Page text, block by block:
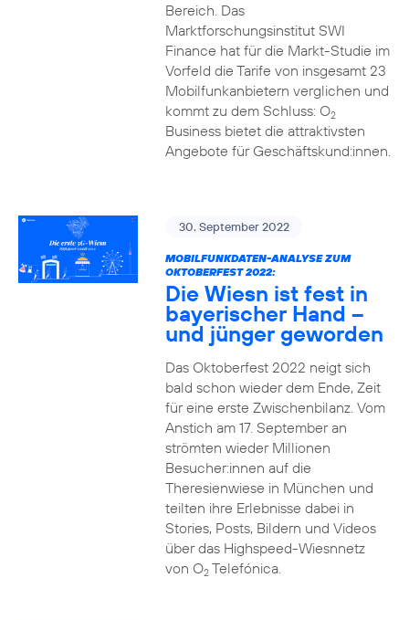
Bereich. Das
Marktforschungsinstitut SWI
Finance hat für die Markt-Studie im
Vorfeld die Tarife von insgesamt 23
Mobilfunkanbietern verglichen und
kommt zu dem Schluss: O2
Business bietet die attraktivsten
Angebote für Geschäftskund:innen.
30. September 2022
MOBILFUNKDATEN-ANALYSE ZUM
OKTOBERFEST 2022:
Die Wiesn ist fest in
bayerischer Hand –
und jünger geworden
Das Oktoberfest 2022 neigt sich
bald schon wieder dem Ende, Zeit
für eine erste Zwischenbilanz. Vom
Anstich am 17. September an
strömten wieder Millionen
Besucher:innen auf die
Theresienwiese in München und
teilten ihre Erlebnisse dabei in
Stories, Posts, Bildern und Videos
über das Highspeed-Wiesnnetz
von O2Telefónica.